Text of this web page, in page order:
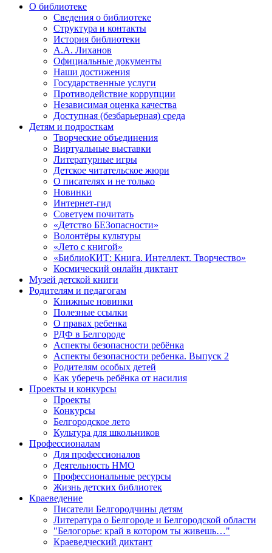
О библиотеке
Сведения о библиотеке
Структура и контакты
История библиотеки
А.А. Лиханов
Официальные документы
Наши достижения
Государственные услуги
Противодействие коррупции
Независимая оценка качества
Доступная (безбарьерная) среда
Детям и подросткам
Творческие объединения
Виртуальные выставки
Литературные игры
Детское читательское жюри
О писателях и не только
Новинки
Интернет-гид
Советуем почитать
«Детство БЕЗопасности»
Волонтёры культуры
«Лето с книгой»
«БиблиоКИТ: Книга. Интеллект. Творчество»
Космический онлайн диктант
Музей детской книги
Родителям и педагогам
Книжные новинки
Полезные ссылки
О правах ребенка
РДФ в Белгороде
Аспекты безопасности ребёнка
Аспекты безопасности ребенка. Выпуск 2
Родителям особых детей
Как уберечь ребёнка от насилия
Проекты и конкурсы
Проекты
Конкурсы
Белгородское лето
Культура для школьников
Профессионалам
Для профессионалов
Деятельность НМО
Профессиональные ресурсы
Жизнь детских библиотек
Краеведение
Писатели Белгородчины детям
Литература о Белгороде и Белгородской области
"Белогорье: край в котором ты живешь…"
Краеведческий диктант